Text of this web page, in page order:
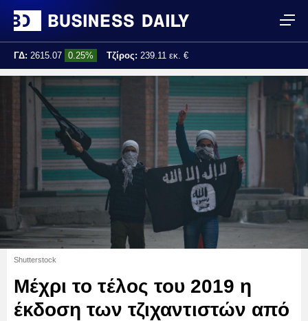
ΓΔ: 2615.07 0.25% Τζίρος: 239.11 εκ. €
Τελ. ενημέρωση: 17:25:01
Shutterstock
Μέχρι το τέλος του 2019 η
έκδοση των τζιχαντιστών από